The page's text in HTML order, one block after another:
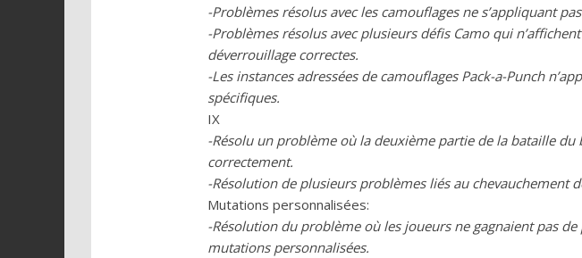
-Problèmes résolus avec les camouflages ne s’appliquant
-Problèmes résolus avec plusieurs défis Camo qui
déverrouillage correctes.
-Les instances adressées de camouflages Pack-a-Punch
spécifiques.
IX
-Résolu un problème où la deuxième partie de la bataille du
correctement.
-Résolution de plusieurs problèmes liés au chevauchement
Mutations personnalisées:
-Résolution du problème où les joueurs ne gagnaient pas
mutations personnalisées.